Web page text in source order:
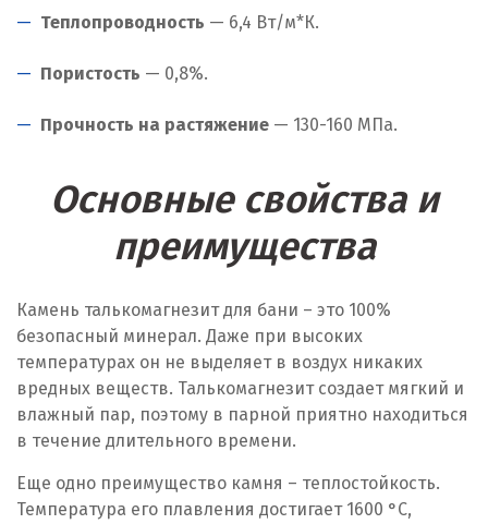
Теплопроводность — 6,4 Вт/м*К.
Пористость — 0,8%.
Прочность на растяжение — 130-160 МПа.
Основные свойства и
преимущества
Камень талькомагнезит для бани – это 100%
безопасный минерал. Даже при высоких
температурах он не выделяет в воздух никаких
вредных веществ. Талькомагнезит создает мягкий и
влажный пар, поэтому в парной приятно находиться
в течение длительного времени.
Еще одно преимущество камня – теплостойкость.
Температура его плавления достигает 1600 °C,